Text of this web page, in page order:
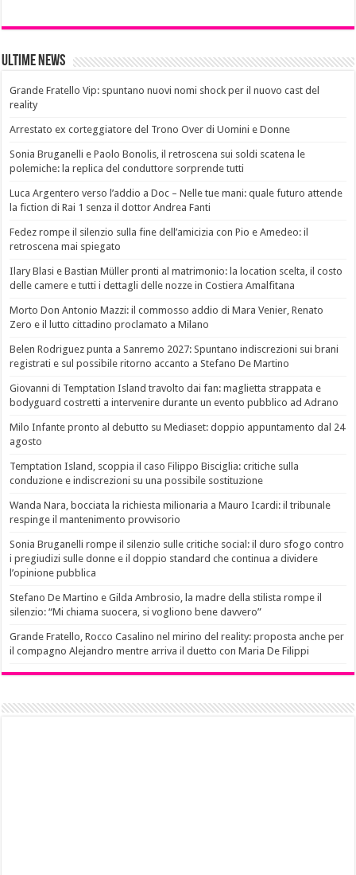
Ultime News
Grande Fratello Vip: spuntano nuovi nomi shock per il nuovo cast del
reality
Arrestato ex corteggiatore del Trono Over di Uomini e Donne
Sonia Bruganelli e Paolo Bonolis, il retroscena sui soldi scatena le
polemiche: la replica del conduttore sorprende tutti
Luca Argentero verso l’addio a Doc – Nelle tue mani: quale futuro attende
la fiction di Rai 1 senza il dottor Andrea Fanti
Fedez rompe il silenzio sulla fine dell’amicizia con Pio e Amedeo: il
retroscena mai spiegato
Ilary Blasi e Bastian Müller pronti al matrimonio: la location scelta, il costo
delle camere e tutti i dettagli delle nozze in Costiera Amalfitana
Morto Don Antonio Mazzi: il commosso addio di Mara Venier, Renato
Zero e il lutto cittadino proclamato a Milano
Belen Rodriguez punta a Sanremo 2027: Spuntano indiscrezioni sui brani
registrati e sul possibile ritorno accanto a Stefano De Martino
Giovanni di Temptation Island travolto dai fan: maglietta strappata e
bodyguard costretti a intervenire durante un evento pubblico ad Adrano
Milo Infante pronto al debutto su Mediaset: doppio appuntamento dal 24
agosto
Temptation Island, scoppia il caso Filippo Bisciglia: critiche sulla
conduzione e indiscrezioni su una possibile sostituzione
Wanda Nara, bocciata la richiesta milionaria a Mauro Icardi: il tribunale
respinge il mantenimento provvisorio
Sonia Bruganelli rompe il silenzio sulle critiche social: il duro sfogo contro
i pregiudizi sulle donne e il doppio standard che continua a dividere
l’opinione pubblica
Stefano De Martino e Gilda Ambrosio, la madre della stilista rompe il
silenzio: “Mi chiama suocera, si vogliono bene davvero”
Grande Fratello, Rocco Casalino nel mirino del reality: proposta anche per
il compagno Alejandro mentre arriva il duetto con Maria De Filippi